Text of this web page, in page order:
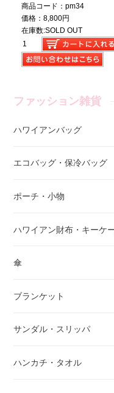
商品コード：pm34
価格：8,800円
在庫数:SOLD OUT
ファッション雑貨
ハワイアンバッグ
エコバッグ・保冷バッグ
ポーチ・小物
ハワイアン財布・キーケ
傘
ブランケット
サンダル・スリッパ
ハンカチ・タオル